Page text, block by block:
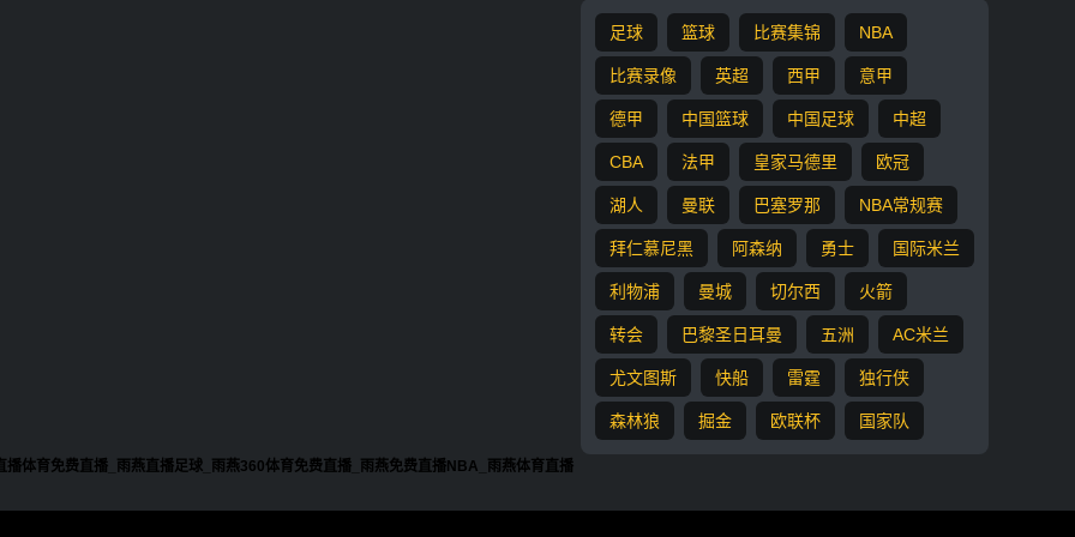
足球 篮球 比赛集锦 NBA
比赛录像 英超 西甲 意甲
德甲 中国篮球 中国足球 中超
CBA 法甲 皇家马德里 欧冠
湖人 曼联 巴塞罗那 NBA常规赛
拜仁慕尼黑 阿森纳 勇士 国际米兰
利物浦 曼城 切尔西 火箭
转会 巴黎圣日耳曼 五洲 AC米兰
尤文图斯 快船 雷霆 独行侠
森林狼 掘金 欧联杯 国家队
播体育免费直播_雨燕直播足球_雨燕360体育免费直播_雨燕免费直播NBA_雨燕体育直播